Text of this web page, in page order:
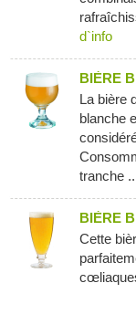
d`info
BIÈRE
La bière
blanche
tranche
BIÈRE
Cette